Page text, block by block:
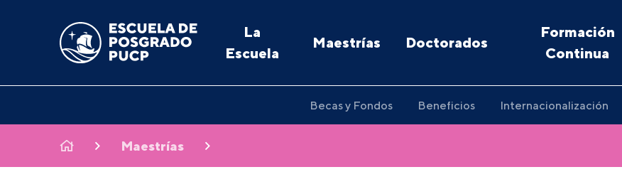
La
Escuela
Maestrías Doctorados
Formación
Continua
Becas y Fondos Beneficios Internacionalización
Maestrías